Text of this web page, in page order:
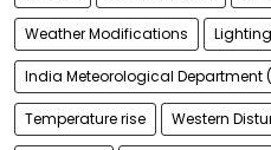
Weather Modifications Lighting
India Meteorological Department
Temperature rise Western